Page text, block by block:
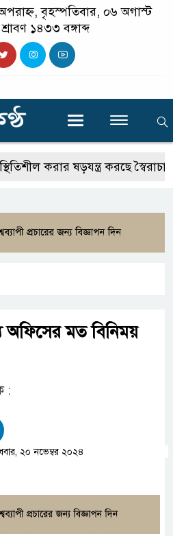
বৃহস্পতিবার, ০৬ অগাস্ট
১৪৩৩ বঙ্গাব্দ
করার ষড়যন্ত্র করছে
অফিসের মত বিনিময়
:
২০ নভেম্বর ২০২৪